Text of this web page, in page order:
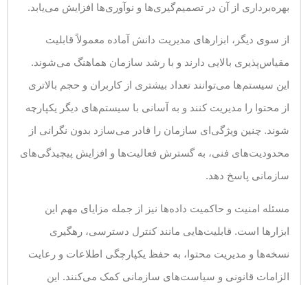
بهره‌برداری از آن در تصمیم‌گیری‌ها و نوآوری‌ها افزایش می‌یابد.
از سوی دیگر، ابزارهای مدیریت دانش آماده معمولاً قابلیت
مقیاس‌پذیری بالایی دارند و با رشد سازمان هماهنگ می‌شوند.
این سیستم‌ها می‌توانند تعداد بیشتری از کاربران و حجم بالاتری
از محتوا را مدیریت کنند و به آسانی با سیستم‌های دیگر یکپارچه
شوند. چنین ویژگی‌ای سازمان را قادر می‌سازد بدون نگرانی از
محدودیت‌های فنی، به گسترش فعالیت‌ها و افزایش پیچیدگی‌های
سازمانی پاسخ دهد.
مسئله امنیت و حاکمیت داده‌ها نیز از جمله مزایای مهم این
ابزارها است. قابلیت‌هایی مانند کنترل دسترسی، رهگیری
نسخه‌ها و مدیریت محتوا، به حفظ یکپارچگی اطلاعات و رعایت
الزامات قانونی و سیاست‌های سازمانی کمک می‌کنند. این